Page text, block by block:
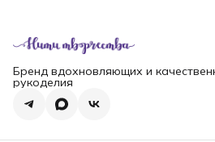
Бренд вдохновляющих и
рукоделия